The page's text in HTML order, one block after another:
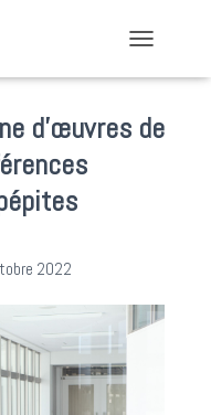
d’œuvres de
2022